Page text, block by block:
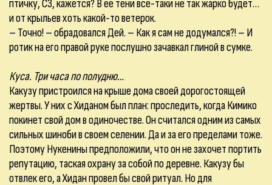
птичку, С3, кажется? В ее тени все-таки не так жарко будет…
и от крыльев хоть какой-то ветерок.
– Точно! – обрадовался Дей. – Как я сам не додумался?! – И
ротик на его правой руке послушно зачавкал глиной в сумке.
Куса. Три часа по полудню…
Какузу пристроился на крыше дома своей дорогостоящей
жертвы. У них с Хиданом был план: проследить, когда Кимико
покинет свой дом в одиночестве. Он считался одним из самых
сильных шиноби в своем селении. Да и за его пределами тоже.
Поэтому Нукенины предположили, что он не захочет портить
репутацию, таская охрану за собой по деревне. Какузу бы
отвлек его, а Хидан провел бы свой ритуал. Но для